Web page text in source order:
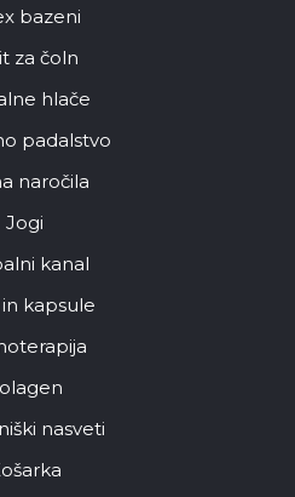
bazeni
za čoln
hlače
padalstvo
naročila
Jogi
kanal
in kapsule
nasveti